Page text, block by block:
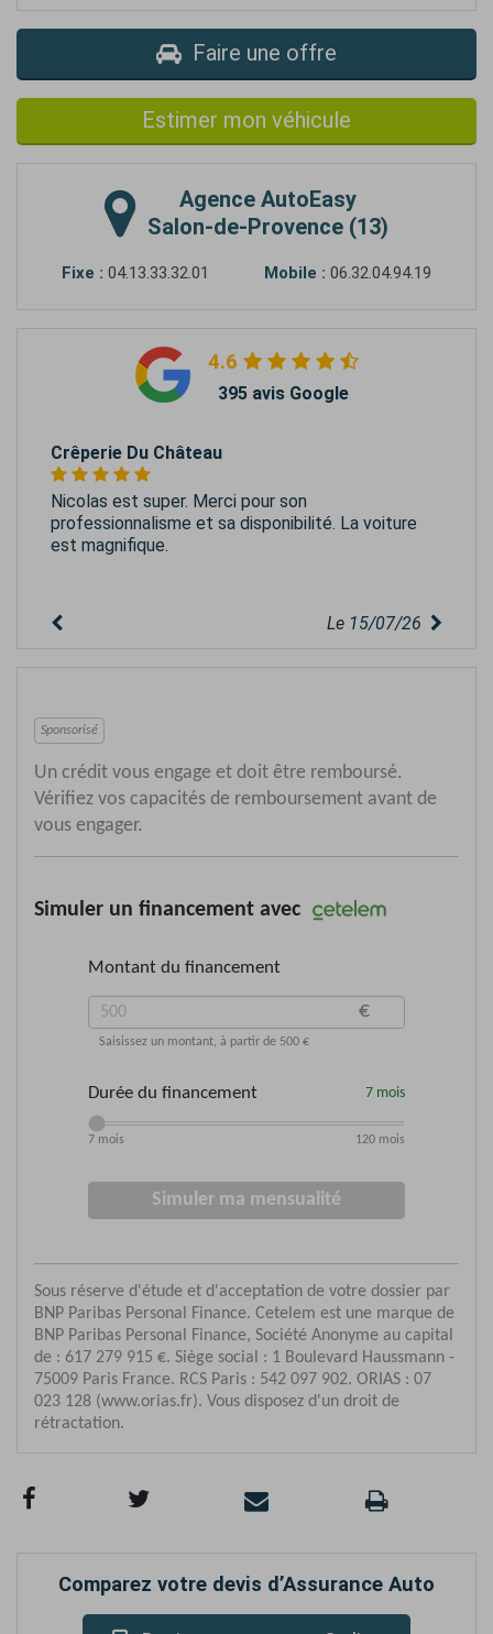
Faire une offre
Estimer mon véhicule
Agence AutoEasy
Salon-de-Provence (13)
Fixe : 04.13.33.32.01 Mobile : 06.32.04.94.19
4.6
395 avis Google
Crêperie Du Château
Nicolas est super. Merci pour son
professionnalisme et sa disponibilité. La voiture
est magnifique.
Le 15/07/26
Comparez votre devis d’Assurance Auto